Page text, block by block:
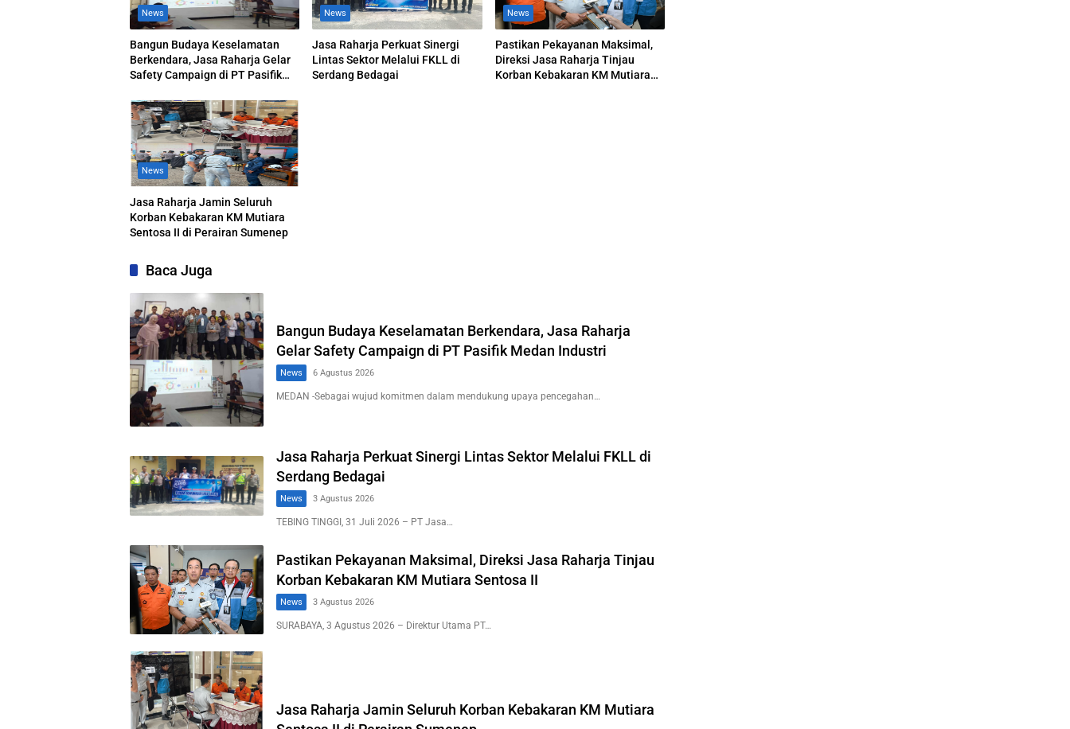
News
Bangun Budaya Keselamatan
Berkendara, Jasa Raharja Gelar
Safety Campaign di PT Pasifik
News
Jasa Raharja Perkuat Sinergi
Lintas Sektor Melalui FKLL di
Serdang Bedagai
News
Pastikan Pekayanan Maksimal,
Direksi Jasa Raharja Tinjau
Korban Kebakaran KM Mutiara
News
Jasa Raharja Jamin Seluruh
Korban Kebakaran KM Mutiara
Sentosa II di Perairan Sumenep
Baca Juga
Bangun Budaya Keselamatan Berkendara, Jasa Raharja
Gelar Safety Campaign di PT Pasifik Medan Industri
News 6 Agustus 2026
MEDAN -Sebagai wujud komitmen dalam mendukung upaya pencegahan…
Jasa Raharja Perkuat Sinergi Lintas Sektor Melalui FKLL di
Serdang Bedagai
News 3 Agustus 2026
TEBING TINGGI, 31 Juli 2026 – PT Jasa…
Pastikan Pekayanan Maksimal, Direksi Jasa Raharja Tinjau
Korban Kebakaran KM Mutiara Sentosa II
News 3 Agustus 2026
SURABAYA, 3 Agustus 2026 – Direktur Utama PT…
Jasa Raharja Jamin Seluruh Korban Kebakaran KM Mutiara